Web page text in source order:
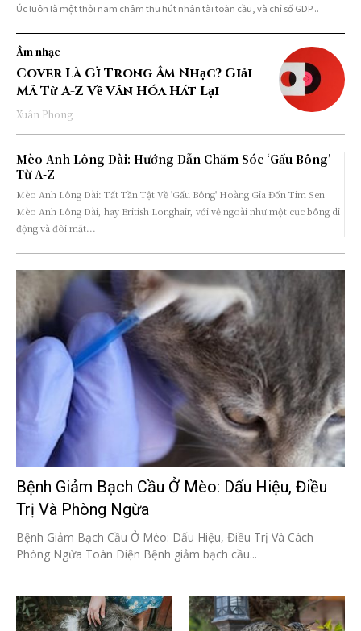
Úc luôn là một thỏi nam châm thu hút nhân tài toàn cầu, và chỉ số GDP...
Âm nhạc
Cover Là Gì Trong Âm Nhạc? Giải
Mã Từ A-Z Về Văn Hóa Hát Lại
Xuân Phong
Mèo Anh Lông Dài: Hướng Dẫn Chăm Sóc ‘Gấu Bông’
Từ A-Z
Mèo Anh Lông Dài: Tất Tần Tật Về 'Gấu Bông' Hoàng Gia Đốn Tim Sen
Mèo Anh Lông Dài, hay British Longhair, với vẻ ngoài như một cục bông di
động và đôi mắt...
Bệnh Giảm Bạch Cầu Ở Mèo: Dấu Hiệu, Điều
Trị Và Phòng Ngừa
Bệnh Giảm Bạch Cầu Ở Mèo: Dấu Hiệu, Điều Trị Và Cách
Phòng Ngừa Toàn Diện Bệnh giảm bạch cầu...